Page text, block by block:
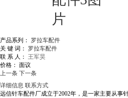
产品系列：
罗拉车配件
关 键 词：
罗拉车配件
联 系 人：
王军昊
价格： 面议
上一条 下一条
详细信息 联系方式
远信针车配件厂成立于2002年，是一家主要从事